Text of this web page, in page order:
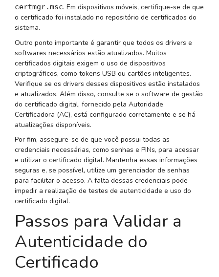
certmgr.msc. Em dispositivos móveis, certifique-se de que
o certificado foi instalado no repositório de certificados do
sistema.
Outro ponto importante é garantir que todos os drivers e
softwares necessários estão atualizados. Muitos
certificados digitais exigem o uso de dispositivos
criptográficos, como tokens USB ou cartões inteligentes.
Verifique se os drivers desses dispositivos estão instalados
e atualizados. Além disso, consulte se o software de gestão
do certificado digital, fornecido pela Autoridade
Certificadora (AC), está configurado corretamente e se há
atualizações disponíveis.
Por fim, assegure-se de que você possui todas as
credenciais necessárias, como senhas e PINs, para acessar
e utilizar o certificado digital. Mantenha essas informações
seguras e, se possível, utilize um gerenciador de senhas
para facilitar o acesso. A falta dessas credenciais pode
impedir a realização de testes de autenticidade e uso do
certificado digital.
Passos para Validar a
Autenticidade do
Certificado